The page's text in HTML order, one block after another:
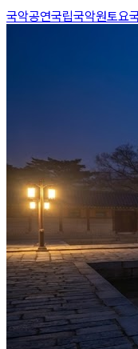
국악공연국립국악원토요